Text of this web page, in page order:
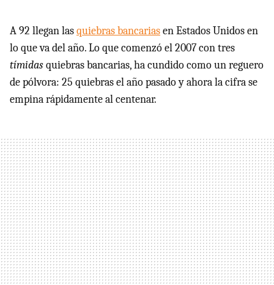
A 92 llegan lasquiebras bancariasen Estados Unidos en
lo que va del año. Lo que comenzó el 2007 con tres
tímidasquiebras bancarias, ha cundido como un reguero
de pólvora: 25 quiebras el año pasado y ahora la cifra se
empina rápidamente al centenar.